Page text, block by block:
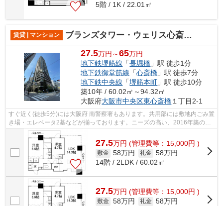
5階 / 1K / 22.01㎡
賃貸 | マンション ブランズタワー・ウェリス心斎橋NORTH
27.5万円～65万円
地下鉄堺筋線 「長堀橋 」駅 徒歩1分
地下鉄御堂筋線 「心斎橋 」駅 徒歩7分
地下鉄中央線 「堺筋本町 」駅 徒歩10分
築10年 / 60.02㎡～94.32㎡
大阪府大阪市中央区東心斎橋 １丁目2-1
すぐ近く(徒歩5分)には大阪府 南警察署もあります。共用部には敷地内ごみ置
き場・エレベータ2基などが揃っております。ニーズの高い、2016年築の物
件で、オシャレな室内が魅力的。2駅...
27.5万円 (管理費等：15,000円 )
敷金 58万円 礼金 58万円
14階 / 2LDK / 60.02㎡
27.5万円 (管理費等：15,000円 )
敷金 58万円 礼金 58万円